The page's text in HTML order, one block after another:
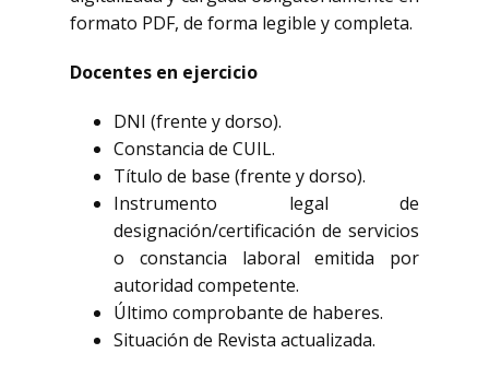
formato PDF, de forma legible y completa.
Docentes en ejercicio
DNI (frente y dorso).
Constancia de CUIL.
Título de base (frente y dorso).
Instrumento legal de
designación/certificación de servicios
o constancia laboral emitida por
autoridad competente.
Último comprobante de haberes.
Situación de Revista actualizada.